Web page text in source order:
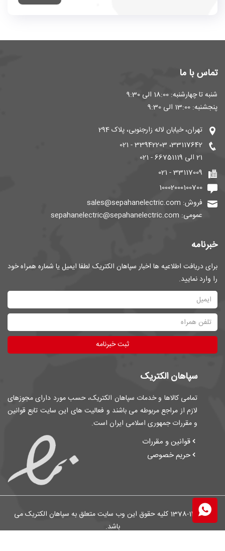
تماس با ما
شنبه تا چهارشنبه: 18:00 الی 9:30
پنجشنبه: 13:00 الی 9:30
تهران، خیابان لاله زارجنوبی، پلاک 294
33117642، 33942203 - 021
21 الی 66751119 - 021
33117009 - 021
10002000100700
فروش: sales@sepahanelectric.com
عمومی: sepahanelectric@sepahanelectric.com
خبرنامه
برای دریافت اطلاعیه ها اخبار سپاهان الکتریک لطفا ایمیل یا شماره همراه خود
را وارد نمایید.
ثبت خبرنامه
سپاهان الکتریک
تمامی کالاها و خدمات سپاهان الکتریک، حسب مورد دارای مجوزهای
لازم از مراجع مربوطه می باشند و فعالیت های این سایت تابع قوانین
و مقررات جمهوری اسلامی ایران است.
قوانین و مقررات
حریم خصوصی
© 1378-1405 کلیه حقوق این وب سایت متعلق به سپاهان الکتریک می
باشد.